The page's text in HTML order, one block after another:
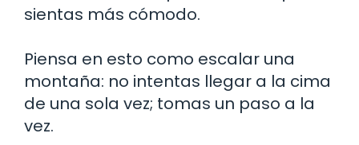
sientas más cómodo.
Piensa en esto como escalar una
montaña: no intentas llegar a la cima
de una sola vez; tomas un paso a la
vez.